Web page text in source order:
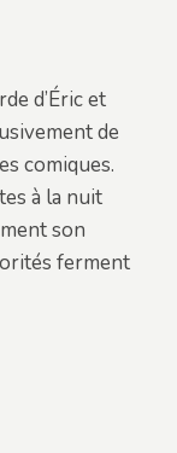
d’Éric et
de
comiques.
à la nuit
son
ferment